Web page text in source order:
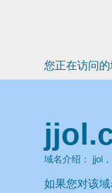
您正在访问的
域名介绍： jjol
如果您对该